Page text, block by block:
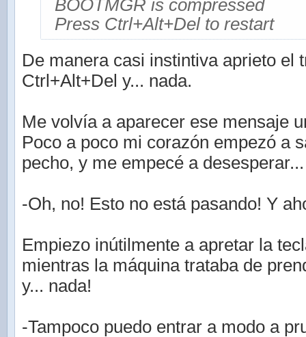
BOOTMGR is compressed
Press Ctrl+Alt+Del to restart
De manera casi instintiva aprieto el
Ctrl+Alt+Del y... nada.
Me volvía a aparecer ese mensaje
Poco a poco mi corazón empezó a
pecho, y me empecé a desesperar...
-Oh, no! Esto no está pasando! Y
Empiezo inútilmente a apretar la
mientras la máquina trataba de
y... nada!
-Tampoco puedo entrar a modo a